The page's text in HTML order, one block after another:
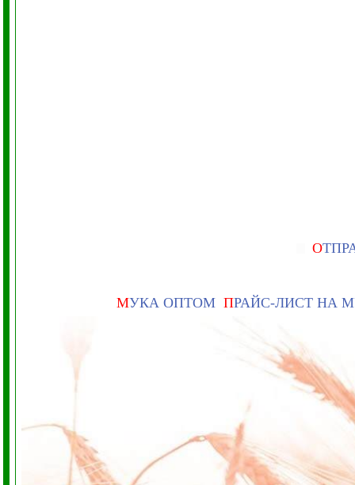
О
МУКА ОПТОМ ПРАЙС-ЛИСТ НА